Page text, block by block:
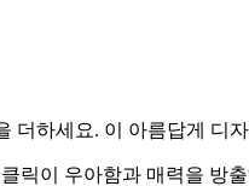
더하세요. 이 아름답게
클릭이 우아함과 매력을